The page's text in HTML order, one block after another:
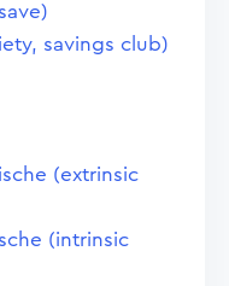
savings club)
(extrinsic
(intrinsic